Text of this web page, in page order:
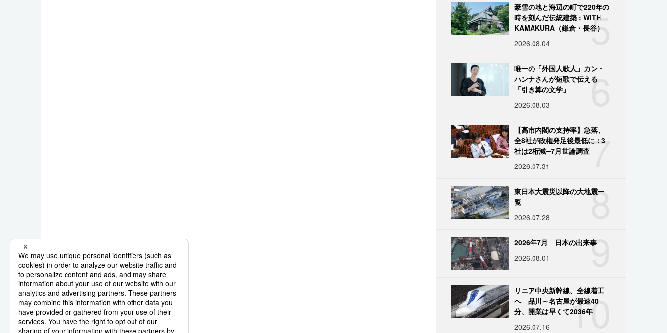
5
豪雪の地と海辺の町で220年の
時を刻んだ伝統建築 : WITH
KAMAKURA（鎌倉・長谷）
2026.08.04
6
唯一の「外国人歌人」カン・
ハンナさんが短歌で伝える
「引き算の文学」
2026.08.03
7
【高市内閣の支持率】急落、
全8社が政権発足後最低に：3
社は2桁減─7月世論調査
2026.07.31
8
東日本大震災以降の大地震一
覧
2026.07.28
9
2026年7月 日本の出来事
2026.08.01
10
リニア中央新幹線、全線着工
へ 品川～名古屋が最速40
分、開業は早くて2036年
2026.07.16